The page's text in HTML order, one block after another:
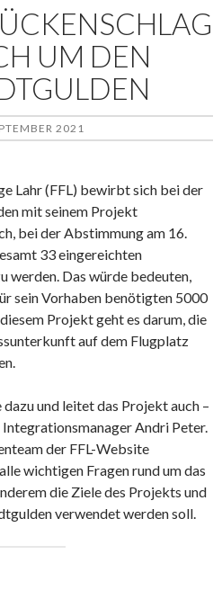
UM DEN
2021
Lahr (FFL) bewirbt sich bei der
mit seinem Projekt
bei der Abstimmung am 16.
33 eingereichten
werden. Das würde bedeuten,
sein Vorhaben benötigten 5000
Projekt geht es darum, die
auf dem Flugplatz
und leitet das Projekt auch –
Andri Peter.
der FFL-Website
wichtigen Fragen rund um das
die Ziele des Projekts und
verwendet werden soll.